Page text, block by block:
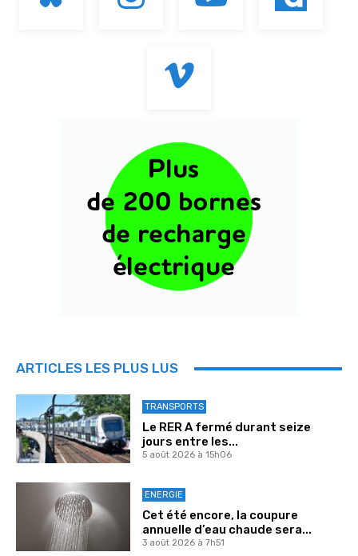
ARTICLES LES PLUS LUS
TRANSPORTS
Le RER A fermé durant seize
jours entre les...
5 août 2026 à 15h06
ENERGIE
Cet été encore, la coupure
annuelle d’eau chaude sera...
3 août 2026 à 7h51